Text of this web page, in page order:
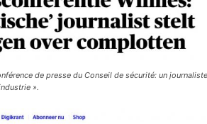
de presse du Conseil de sécurité: un
».